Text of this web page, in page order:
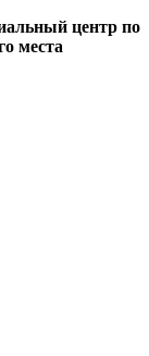
центр по
места